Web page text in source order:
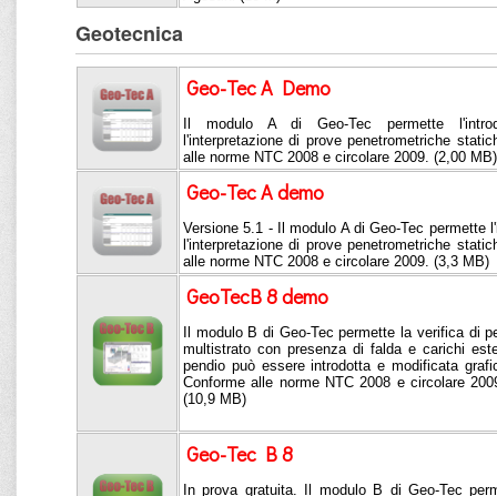
Geotecnica
Geo-Tec A Demo
Il modulo A di Geo-Tec permette
l'interpretazione di prove penetrometriche
alle norme NTC 2008 e circolare 2009. (2,00 MB)
Geo-Tec A demo
Versione 5.1 - Il modulo A di Geo-Tec permette
l'interpretazione di prove penetrometriche
alle norme NTC 2008 e circolare 2009. (3,3 MB)
GeoTecB 8 demo
Il modulo B di Geo-Tec permette la verifica di
multistrato con presenza di falda e carichi
pendio può essere introdotta e modificata
Conforme alle norme NTC 2008 e circolare
(10,9 MB)
Geo-Tec B 8
In prova gratuita. Il modulo B di Geo-Tec